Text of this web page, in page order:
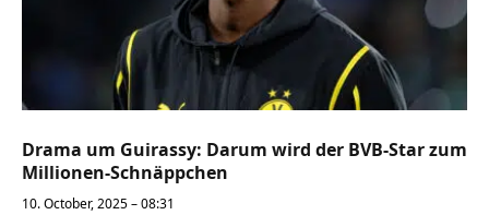
Drama um Guirassy: Darum wird der BVB-Star zum
Millionen-Schnäppchen
10. October, 2025 – 08:31